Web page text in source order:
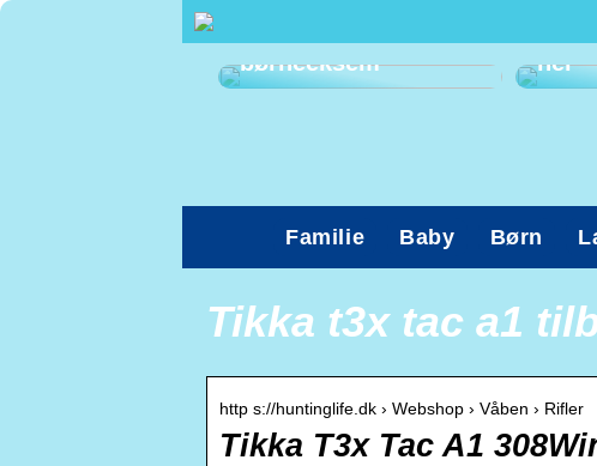
afhjælpe
børneeksem
her
Familie Baby Børn
Tikka t3x tac a1
http s://huntinglife.dk › Webshop › Våben › Rifler
Tikka T3x Tac A1